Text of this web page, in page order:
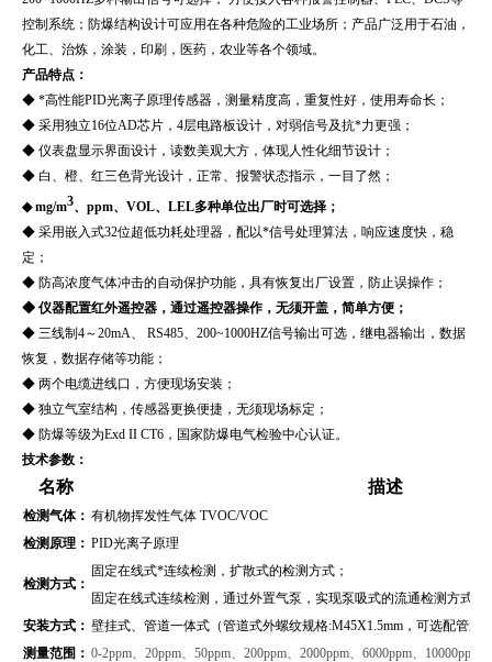
控制系统；防爆结构设计可应用在各种危险的工业场所；产品广泛用于石油，
化工、治炼，涂装，印刷，医药，农业等各个领域。
产品特点：
◆ *高性能PID光离子原理传感器，测量精度高，重复性好，使用寿命长；
◆ 采用独立16位AD芯片，4层电路板设计，对弱信号及抗*力更强；
◆ 仪表盘显示界面设计，读数美观大方，体现人性化细节设计；
◆ 白、橙、红三色背光设计，正常、报警状态指示，一目了然；
◆ mg/m3、ppm、VOL、LEL多种单位出厂时可选择；
◆ 采用嵌入式32位超低功耗处理器，配以*信号处理算法，响应速度快，稳
定；
◆ 防高浓度气体冲击的自动保护功能，具有恢复出厂设置，防止误操作；
◆ 仪器配置红外遥控器，通过遥控器操作，无须开盖，简单方便；
◆ 三线制4～20mA、 RS485、200~1000HZ信号输出可选，继电器输出，数据
恢复，数据存储等功能；
◆ 两个电缆进线口，方便现场安装；
◆ 独立气室结构，传感器更换便捷，无须现场标定；
◆ 防爆等级为Exd II CT6，国家防爆电气检验中心认证。
技术参数：
名称 描述
检测气体： 有机物挥发性气体 TVOC/VOC
检测原理： PID光离子原理
检测方式：
固定在线式*连续检测，扩散式的检测方式；
固定在线式连续检测，通过外置气泵，实现泵吸式的流通检测方式（
安装方式： 壁挂式、管道一体式（管道式外螺纹规格:M45X1.5mm，可选配管道
测量范围： 0-2ppm、20ppm、50ppm、200ppm、2000ppm、6000ppm、10000ppm